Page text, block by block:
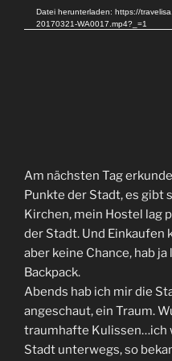
Datei herunterladen: https://
20170321-WA0017.mp4?_=1
Am nächsten Tag
Punkte der Stadt, es gibt
Kirchen, mein Hostel lag
der Stadt. Und Einkaufen
aber keine Chance, hab
Backpack.
Abends hab ich mir die
angeschaut, ein Traum.
traumhafte Kulissen…ich
Stadt unterwegs, so